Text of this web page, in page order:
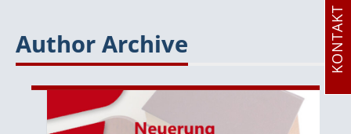
Author Archive KONTAKT